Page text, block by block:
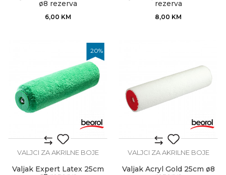
ø8 rezerva
6,00 KM
rezerva
8,00 KM
20%
VALJCI ZA AKRILNE BOJE
Valjak Expert Latex 25cm
VALJCI ZA AKRILNE BOJE
Valjak Acryl Gold 25cm ø8